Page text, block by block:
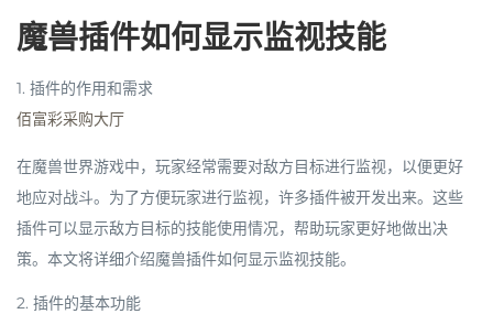
魔兽插件如何显示监视技能
1. 插件的作用和需求
佰富彩采购大厅
在魔兽世界游戏中，玩家经常需要对敌方目标进行监视，以便更好
地应对战斗。为了方便玩家进行监视，许多插件被开发出来。这些
插件可以显示敌方目标的技能使用情况，帮助玩家更好地做出决
策。本文将详细介绍魔兽插件如何显示监视技能。
2. 插件的基本功能